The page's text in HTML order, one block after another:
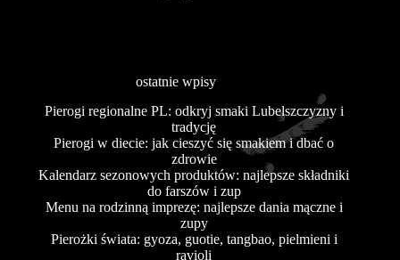
ostatnie wpisy
Pierogi regionalne PL: odkryj smaki Lubelszczyzny i
tradycję
Pierogi w diecie: jak cieszyć się smakiem i dbać o
zdrowie
Kalendarz sezonowych produktów: najlepsze składniki
do farszów i zup
Menu na rodzinną imprezę: najlepsze dania mączne i
zupy
Pierożki świata: gyoza, guotie, tangbao, pielmieni i
ravioli